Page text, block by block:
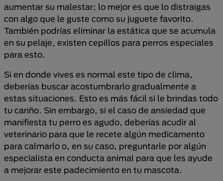
aumentar su malestar; lo mejor es que lo distraigas
con algo que le guste como su juguete favorito.
También podrías eliminar la estática que se acumula
en su pelaje, existen cepillos para perros especiales
para esto.
Si en donde vives es normal este tipo de clima,
deberías buscar acostumbrarlo gradualmente a
estas situaciones. Esto es más fácil si le brindas todo
tu cariño. Sin embargo, si el caso de ansiedad que
manifiesta tu perro es agudo, deberías acudir al
veterinario para que le recete algún medicamento
para calmarlo o, en su caso, preguntarle por algún
especialista en conducta animal para que les ayude
a mejorar este padecimiento en tu mascota.